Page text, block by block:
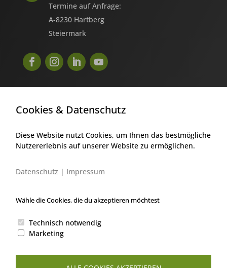
Termine auf Anfrage:
A-8230 Hartberg
Steiermark
+43 2252 / 890 143
 E-Mail:
Montag – Mittwoch: 8 – 12 Uhr und 14 – 18
Donnerstag: 8 – 12 Uhr
Freitag: 8 – 12 Uhr und 14 – 17 Uhr
Cookies & Datenschutz
Diese Website nutzt Cookies, um Ihnen das bestmögliche
Nutzererlebnis auf unserer Website zu ermöglichen.
Datenschutz | Impressum
Wähle die Cookies, die du akzeptieren möchtest
Technisch notwendig
Marketing